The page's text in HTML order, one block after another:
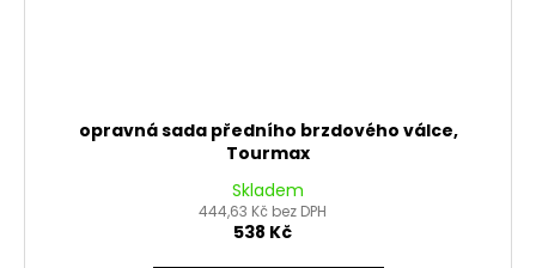
opravná sada předního brzdového válce,
Tourmax
Skladem
444,63 Kč bez DPH
538 Kč